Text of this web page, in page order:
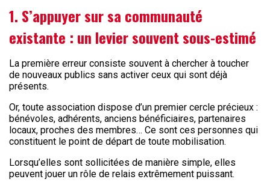
1. S’appuyer sur sa communauté
existante : un levier souvent sous-estimé
La première erreur consiste souvent à chercher à toucher
de nouveaux publics sans activer ceux qui sont déjà
présents.
Or, toute association dispose d’un premier cercle précieux :
bénévoles, adhérents, anciens bénéficiaires, partenaires
locaux, proches des membres… Ce sont ces personnes qui
constituent le point de départ de toute mobilisation.
Lorsqu’elles sont sollicitées de manière simple, elles
peuvent jouer un rôle de relais extrêmement puissant.